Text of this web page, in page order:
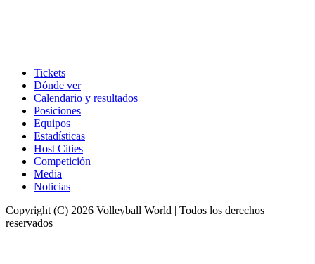
Tickets
Dónde ver
Calendario y resultados
Posiciones
Equipos
Estadísticas
Host Cities
Competición
Media
Noticias
Copyright (C) 2026 Volleyball World | Todos los derechos
reservados